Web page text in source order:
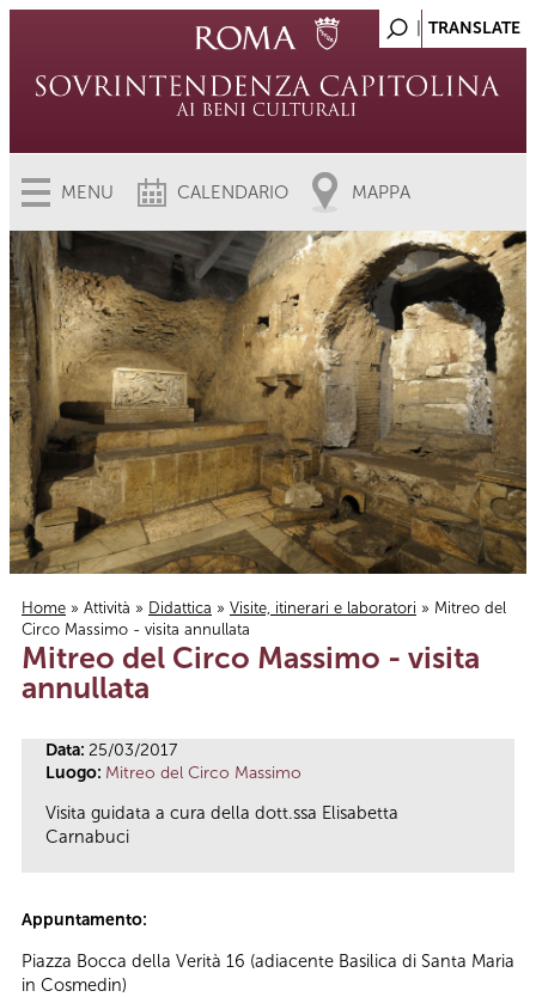
MENU CALENDARIO MAPPA
Tu sei qui
Home » Attività » Didattica » Visite, itinerari e laboratori » Mitreo del
Circo Massimo - visita annullata
Mitreo del Circo Massimo - visita
annullata
Data: 25/03/2017
Luogo: Mitreo del Circo Massimo
Visita guidata a cura della dott.ssa Elisabetta
Carnabuci
Appuntamento:
Piazza Bocca della Verità 16 (adiacente Basilica di Santa Maria
in Cosmedin)